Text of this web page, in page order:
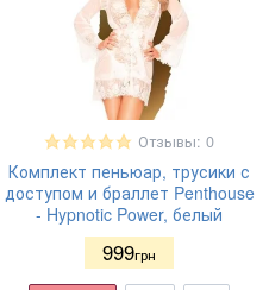
Отзывы: 0
Комплект пеньюар, трусики с
доступом и браллет Penthouse
- Hypnotic Power, белый
999грн